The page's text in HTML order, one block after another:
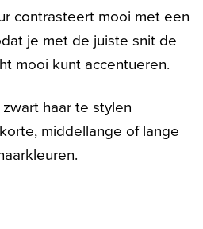
contrasteert mooi met een
je met de juiste snit de
mooi kunt accentueren.
haar te stylen
middellange of lange